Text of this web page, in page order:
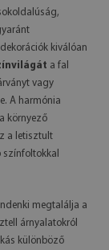
kiválóan
a fal
vagy
A harmónia
környező
a letisztult
megtalálja a
árnyalatokról
különböző